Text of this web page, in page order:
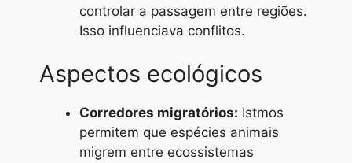
controlar a passagem entre regiões.
Isso influenciava conflitos.
Aspectos ecológicos
Corredores migratórios: Istmos
permitem que espécies animais
migrem entre ecossistemas